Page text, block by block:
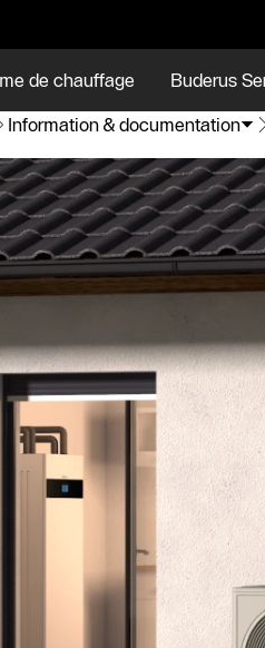
de chauffage Buderus
Information & documentation